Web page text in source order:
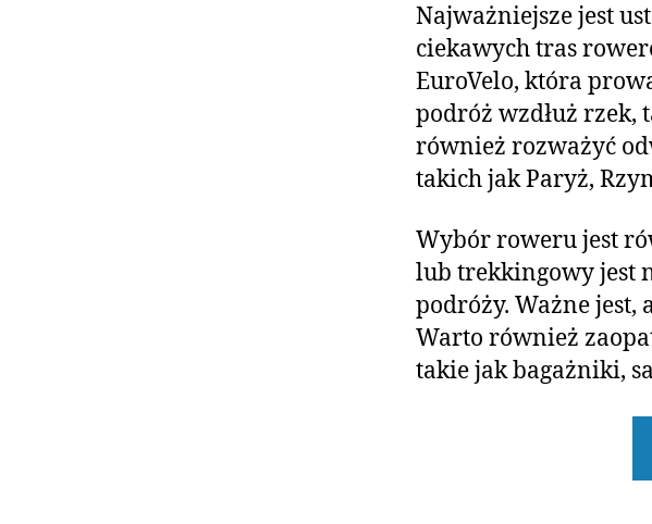
Najważniejsze jest
ciekawych tras
EuroVelo, która
podróż wzdłuż rzek,
również rozważyć
takich jak Paryż,
Wybór roweru jest
lub trekkingowy jest
podróży. Ważne jest,
Warto również
takie jak bagażniki,